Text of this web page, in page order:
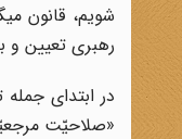
شویم، قانون
رهبری تعیین و
در ابتدای
«صلاحیّت